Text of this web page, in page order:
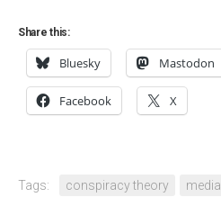
Share this:
Bluesky Mastodon
Facebook X
Tags: conspiracy theory media